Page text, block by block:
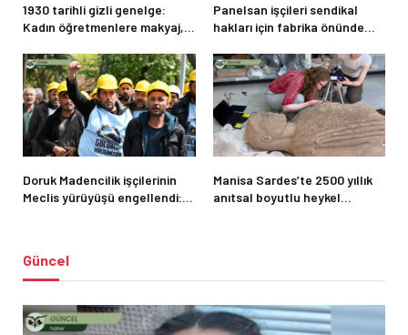
1930 tarihli gizli genelge:
Kadın öğretmenlere makyaj,
yasağı
Panelsan işçileri sendikal
hakları için fabrika önünde
Doruk Madencilik işçilerinin
Meclis yürüyüşü engellendi:
Manisa Sardes’te 2500 yıllık
anıtsal boyutlu heykel
Güncel